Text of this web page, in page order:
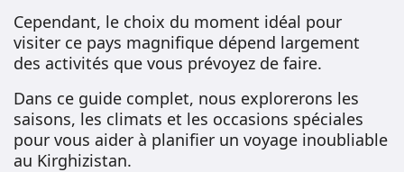
Cependant, le choix du moment idéal pour
visiter ce pays magnifique dépend largement
des activités que vous prévoyez de faire.
Dans ce guide complet, nous explorerons les
saisons, les climats et les occasions spéciales
pour vous aider à planifier un voyage inoubliable
au Kirghizistan.